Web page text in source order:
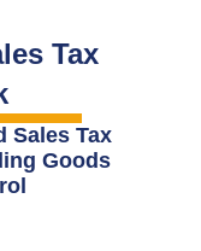
Tax
Sales Tax
Goods